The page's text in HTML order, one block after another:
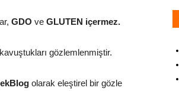
GDO ve GLUTEN içermez.
gözlemlenmiştir.
olarak eleştirel bir gözle